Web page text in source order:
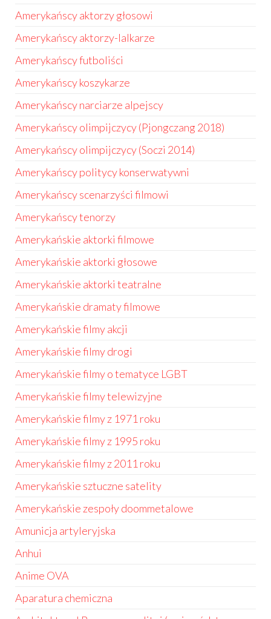
Amerykańscy aktorzy głosowi
Amerykańscy aktorzy-lalkarze
Amerykańscy futboliści
Amerykańscy koszykarze
Amerykańscy narciarze alpejscy
Amerykańscy olimpijczycy (Pjongczang 2018)
Amerykańscy olimpijczycy (Soczi 2014)
Amerykańscy politycy konserwatywni
Amerykańscy scenarzyści filmowi
Amerykańscy tenorzy
Amerykańskie aktorki filmowe
Amerykańskie aktorki głosowe
Amerykańskie aktorki teatralne
Amerykańskie dramaty filmowe
Amerykańskie filmy akcji
Amerykańskie filmy drogi
Amerykańskie filmy o tematyce LGBT
Amerykańskie filmy telewizyjne
Amerykańskie filmy z 1971 roku
Amerykańskie filmy z 1995 roku
Amerykańskie filmy z 2011 roku
Amerykańskie sztuczne satelity
Amerykańskie zespoły doommetalowe
Amunicja artyleryjska
Anhui
Anime OVA
Aparatura chemiczna